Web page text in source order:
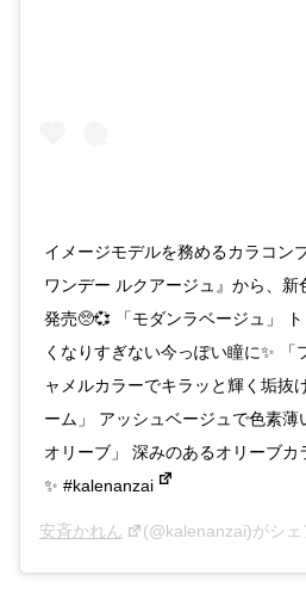
イメージモデルを務めるカラコン
ワンデー ルクアージュ』から、新
発売🥺💞 「モダンラベージュ」
くなりすぎない今っぽい瞳に✨ 「
ャメルカラーでキラッと輝く垢抜
ーム」 アッシュベージュで色素薄
オリーブ」 深みのあるオリーブカ
✨ #kalenanzai
安斉かれん (@kalenanzai)がシ